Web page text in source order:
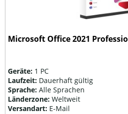
Microsoft Office 2021
Geräte: 1 PC
Laufzeit: Dauerhaft gültig
Sprache:Alle Sprachen
Länderzone:Weltweit
Versandart: E-Mail